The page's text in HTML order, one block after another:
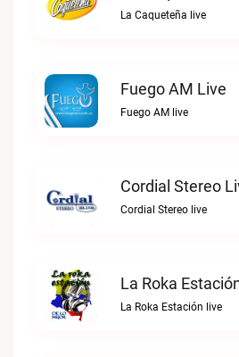
La Caqueteña live
Fuego AM Live
Fuego AM live
Cordial Stereo
Cordial Stereo live
La Roka
La Roka Estación live